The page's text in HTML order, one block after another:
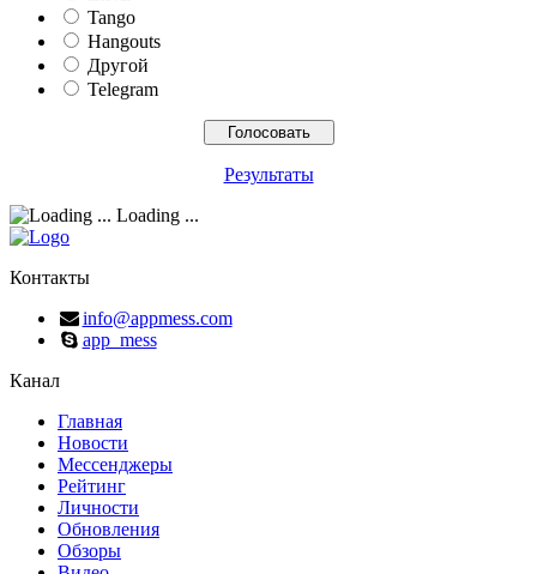
Tango
Hangouts
Другой
Telegram
Результаты
Loading ...
Контакты
info@appmess.com
app_mess
Канал
Главная
Новости
Мессенджеры
Рейтинг
Личности
Обновления
Обзоры